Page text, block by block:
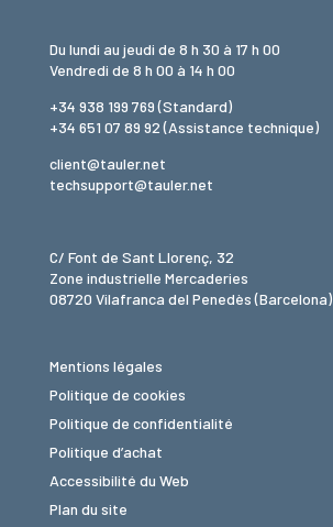
Du lundi au jeudi de 8 h 30 à 17 h 00
Vendredi de 8 h 00 à 14 h 00
+34 938 199 769(Standard)
+34 651 07 89 92(Assistance technique)
client@tauler.net
techsupport@tauler.net
C/ Font de Sant Llorenç, 32
Zone industrielle Mercaderies
08720 Vilafranca del Penedès (Barcelona)
Mentions légales
Politique de cookies
Politique de confidentialité
Politique d’achat
Accessibilité du Web
Plan du site